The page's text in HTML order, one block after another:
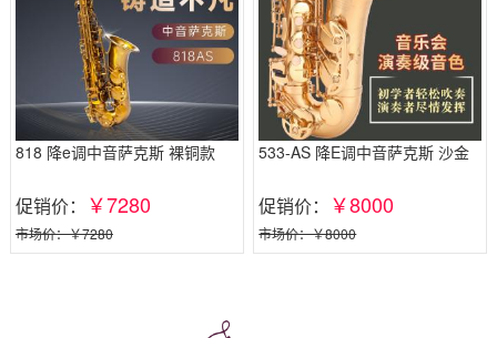
818 降e调中音萨克斯 裸铜款
促销价： ￥7280
市场价：￥7280
533-AS 降E调中音萨克斯 沙金
促销价： ￥8000
市场价：￥8000